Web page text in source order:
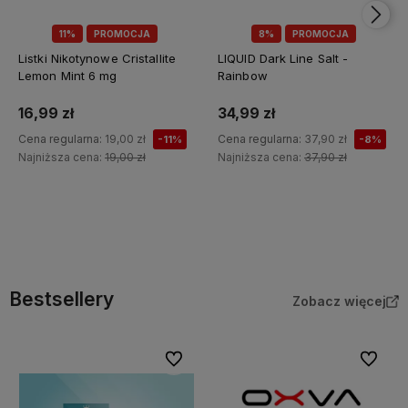
11% PROMOCJA
Listki Nikotynowe Cristallite
Lemon Mint 6 mg
16,99 zł
Cena regularna: 19,00 zł -11%
Najniższa cena: 19,00 zł
8% PROMOCJA
LIQUID Dark Line Salt -
Rainbow
34,99 zł
Cena regularna: 37,90 zł -8%
Najniższa cena: 37,90 zł
Bestsellery Zobacz więcej
Do ulubionych Do